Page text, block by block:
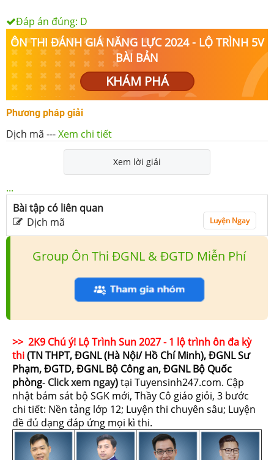
Đáp án đúng: D
ÔN THI ĐÁNH GIÁ NĂNG LỰC 2024 - LỘ TRÌNH 5V
BÀI BẢN
KHÁM PHÁ
Phương pháp giải
Dịch mã ---Xem chi tiết
Xem lời giải
...
Bài tập có liên quan
Dịch mã
Luyện Ngay
Group Ôn Thi ĐGNL & ĐGTD Miễn Phí
>> 2K9 Chú ý! Lộ Trình Sun 2027 - 1 lộ trình ôn đa kỳ
thi(TN THPT, ĐGNL (Hà Nội/ Hồ Chí Minh), ĐGNL Sư
Phạm, ĐGTD, ĐGNL Bộ Công an, ĐGNL Bộ Quốc
phòng- Click xem ngay)tại Tuyensinh247.com. Cập
nhật bám sát bộ SGK mới, Thầy Cô giáo giỏi, 3 bước
chi tiết: Nền tảng lớp 12; Luyện thi chuyên sâu; Luyện
đề đủ dạng đáp ứng mọi kì thi.